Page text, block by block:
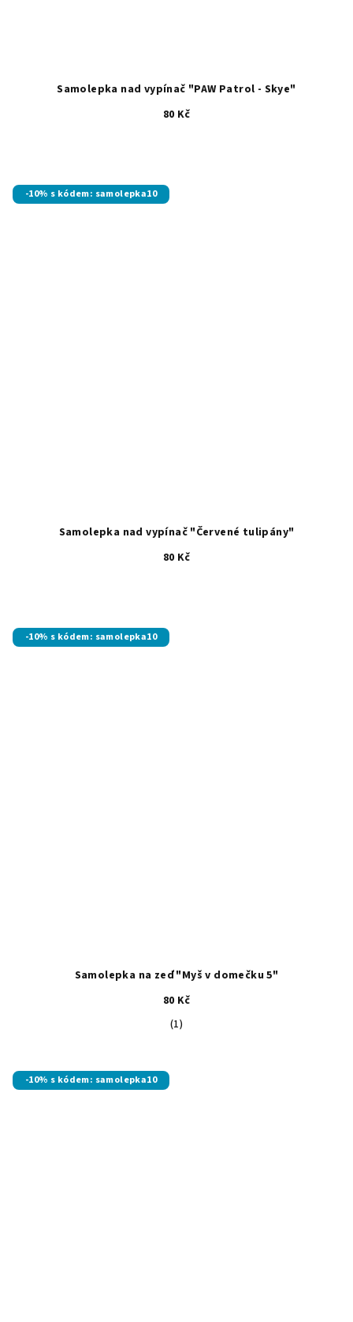
Samolepka nad vypínač "PAW Patrol - Skye"
80 Kč
-10% s kódem: samolepka10
Samolepka nad vypínač "Červené tulipány"
80 Kč
-10% s kódem: samolepka10
Samolepka na zeď "Myš v domečku 5"
80 Kč
Průměrné
je
5,0
(1)
-10% s kódem: samolepka10